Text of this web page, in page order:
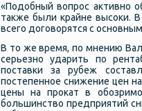
«Подобный вопрос активно
также были крайне высоки.
всего договорятся с
В то же время, по мнению
серьезно ударить по
поставки за рубеж
постепенное снижение цен
цены на прокат в
большинство предприятий